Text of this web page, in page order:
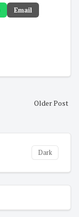
Email
Older Post
Dark